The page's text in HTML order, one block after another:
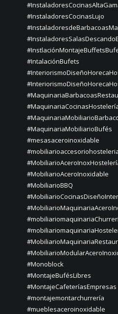
#InstaladoresCocinasLujo
#IntalaciónBufets
#MaquinariaMobiliarioBufés
#mesasaceroinoxidable
#MobiliarioAceroInoxidable
#MobiliarioBBQ
#Monoblock
#MontajeBufésLibres
#MontajeCafeteríasEmpresas
#montajemontarchurrería
#mueblesaceroinoxidable